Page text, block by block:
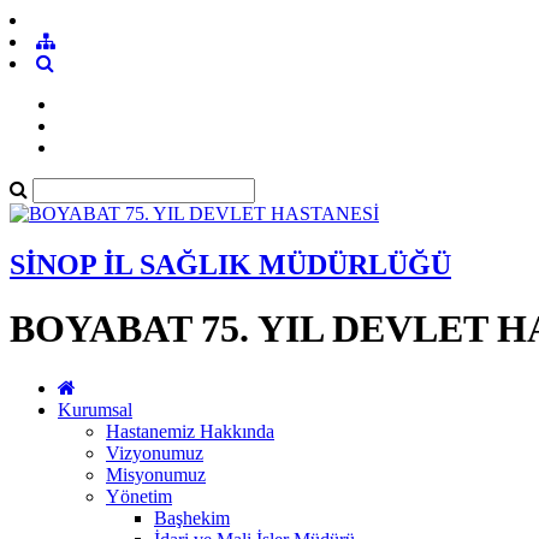
SİNOP İL SAĞLIK MÜDÜRLÜĞÜ
BOYABAT 75. YIL DEVLET
Kurumsal
Hastanemiz Hakkında
Vizyonumuz
Misyonumuz
Yönetim
Başhekim